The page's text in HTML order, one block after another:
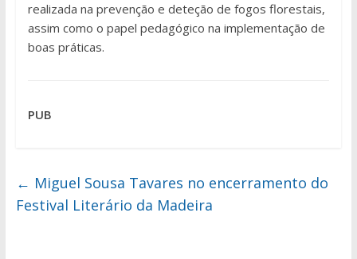
realizada na prevenção e deteção de fogos florestais,
assim como o papel pedagógico na implementação de
boas práticas.
PUB
← Miguel Sousa Tavares no encerramento do
Festival Literário da Madeira